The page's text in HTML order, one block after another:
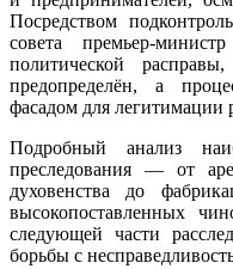
Посредством
совета премьер-
политической
предопределён, а
фасадом для легитимации
Подробный анализ
преследования — от
духовенства до
высокопоставленных
следующей части
борьбы с